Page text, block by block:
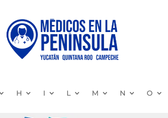
H I L M N O